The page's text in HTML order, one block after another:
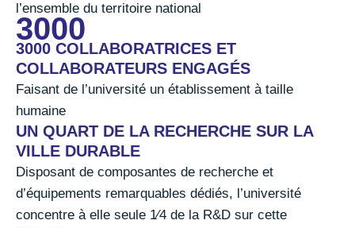
l’ensemble du territoire national
3000
3000 COLLABORATRICES ET
COLLABORATEURS ENGAGÉS
Faisant de l’université un établissement à taille
humaine
UN QUART DE LA RECHERCHE SUR LA
VILLE DURABLE
Disposant de composantes de recherche et
d’équipements remarquables dédiés, l’université
concentre à elle seule 1⁄4 de la R&D sur cette